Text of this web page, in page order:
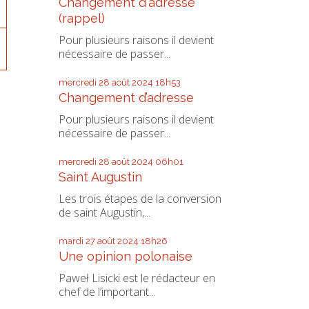
(rappel)
Pour plusieurs raisons il devient
nécessaire de passer...
mercredi 28 août 2024 18h53
Changement d’adresse
Pour plusieurs raisons il devient
nécessaire de passer...
mercredi 28 août 2024 06h01
Saint Augustin
Les trois étapes de la conversion
de saint Augustin,...
mardi 27 août 2024 18h26
Une opinion polonaise
Paweł Lisicki est le rédacteur en
chef de l’important...